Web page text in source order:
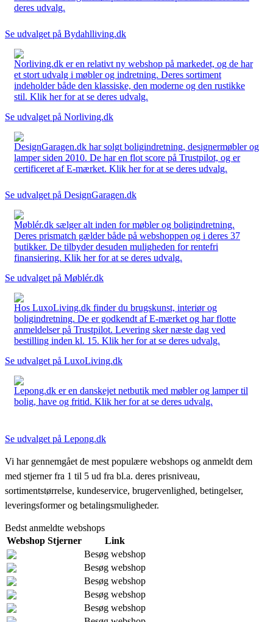
deres udvalg.
Se udvalget på Bydahlliving.dk
Norliving.dk er en relativt ny webshop på markedet, og de har
et stort udvalg i møbler og indretning. Deres sortiment
indeholder både den klassiske, den moderne og den rustikke
stil. Klik her for at se deres udvalg.
Se udvalget på Norliving.dk
DesignGaragen.dk har solgt boligindretning, designermøbler og
lamper siden 2010. De har en flot score på Trustpilot, og er
certificeret af E-mærket. Klik her for at se deres udvalg.
Se udvalget på DesignGaragen.dk
Møblér.dk sælger alt inden for møbler og boligindretning.
Deres prismatch gælder både på webshoppen og i deres 37
butikker. De tilbyder desuden muligheden for rentefri
finansiering. Klik her for at se deres udvalg.
Se udvalget på Møblér.dk
Hos LuxoLiving.dk finder du brugskunst, interiør og
boligindretning. De er godkendt af E-mærket og har flotte
anmeldelser på Trustpilot. Levering sker næste dag ved
bestilling inden kl. 15. Klik her for at se deres udvalg.
Se udvalget på LuxoLiving.dk
Lepong.dk er en danskejet netbutik med møbler og lamper til
bolig, have og fritid. Klik her for at se deres udvalg.
Se udvalget på Lepong.dk
Vi har gennemgået de mest populære webshops og anmeldt dem
med stjerner fra 1 til 5 ud fra bl.a. deres prisniveau,
sortimentstørrelse, kundeservice, brugervenlighed, betingelser,
leveringsformer og betalingsmuligheder.
Bedst anmeldte webshops
Webshop Stjerner
Link
Besøg webshop
Besøg webshop
Besøg webshop
Besøg webshop
Besøg webshop